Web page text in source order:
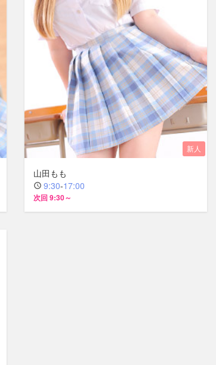
山田もも
9:30-17:00
次回 9:30～